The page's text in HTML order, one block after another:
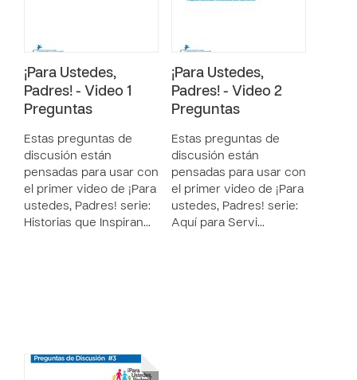
¡Para Ustedes,
Padres! - Video 1
Preguntas
Estas preguntas de
discusión están
pensadas para usar con
el primer video de ¡Para
ustedes, Padres! serie:
Historias que Inspiran…
¡Para Ustedes,
Padres! - Video 2
Preguntas
Estas preguntas de
discusión están
pensadas para usar con
el primer video de ¡Para
ustedes, Padres! serie:
Aquí para Servi…